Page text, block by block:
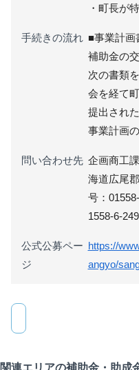
・町長が
手続きの流れ ■事業計画
補助金の
次の書類
会を経て
提出され
事業計画
問い合わせ先 企画商工
海道広尾
号：
1558-6-
公式公募ペー
ジ
https://
angyo/
関連エリアの補助金・助成